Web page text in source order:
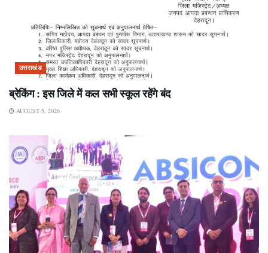
उत्तराखंड
ब्रेकिंग : इस जिले में कल सभी स्कूल रहेंगे बंद
AUGUST 5, 2026